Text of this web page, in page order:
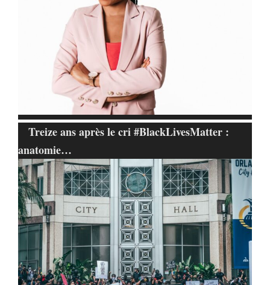
Treize ans après le cri #BlackLivesMatter :
anatomie…